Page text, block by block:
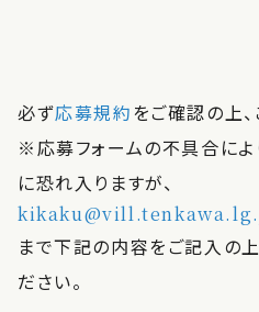
必ず応募規約をご確認の上、
※応募フォームの不具合によ
に恐れ入りますが、
まで下記の内容をご記入の
ださい。